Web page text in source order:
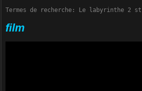
Termes de recherche: Le labyrinthe 2
film